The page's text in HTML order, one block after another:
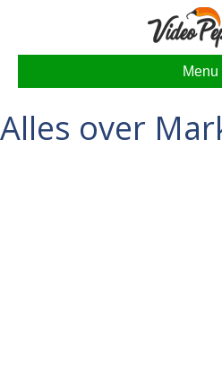
Menu
Alles over